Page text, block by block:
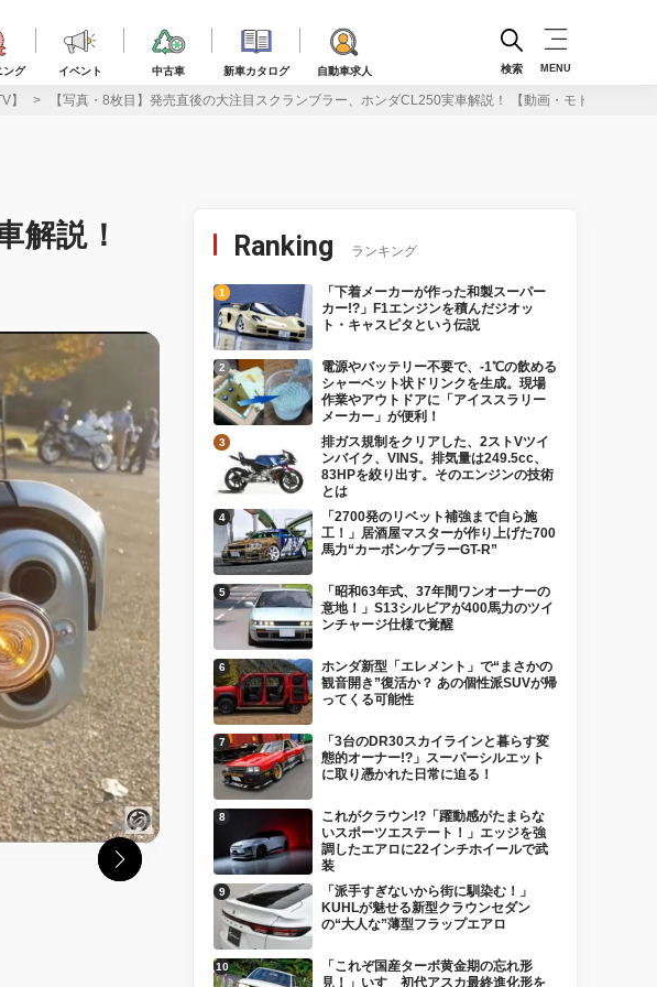
ング イベント 中古車 新車カタログ 自動車求人 検索 MENU
】 【写真・8枚目】発売直後の大注目スクランブラー、ホンダCL250実車解説！ 【動画・モトチャンプ
解説！
Ranking ランキング
「下着メーカーが作った和製スーパー
カー!?」F1エンジンを積んだジオッ
ト・キャスピタという伝説
電源やバッテリー不要で、-1℃の飲める
シャーベット状ドリンクを生成。現場
作業やアウトドアに「アイススラリー
メーカー」が便利！
排ガス規制をクリアした、2ストVツイ
ンバイク、VINS。排気量は249.5cc、
83HPを絞り出す。そのエンジンの技術
とは
「2700発のリベット補強まで自ら施
工！」居酒屋マスターが作り上げた700
馬力“カーボンケブラーGT-R”
「昭和63年式、37年間ワンオーナーの
意地！」S13シルビアが400馬力のツイ
ンチャージ仕様で覚醒
ホンダ新型「エレメント」で“まさかの
観音開き”復活か？ あの個性派SUVが帰
ってくる可能性
「3台のDR30スカイラインと暮らす変
態的オーナー!?」スーパーシルエット
に取り憑かれた日常に迫る！
これがクラウン!?「躍動感がたまらな
いスポーツエステート！」エッジを強
調したエアロに22インチホイールで武
装
「派手すぎないから街に馴染む！」
KUHLが魅せる新型クラウンセダン
の“大人な”薄型フラップエアロ
「これぞ国産ターボ黄金期の忘れ形
見！」いすゞ初代アスカ最終進化形を